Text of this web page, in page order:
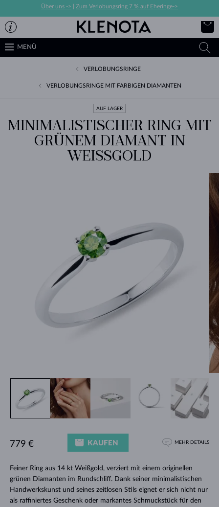
Über uns -> Zum Verlobungsring 7 % auf Eheringe->
MENÜ
VERLOBUNGSRINGE
VERLOBUNGSRINGE MIT FARBIGEN DIAMANTEN
AUF LAGER
MINIMALISTISCHER RING MIT
GRÜNEM DIAMANT IN
WEISSGOLD
Feiner Ring aus 14 kt Weißgold, verziert mit einem originellen
grünen Diamanten im Rundschliff. Dank seiner minimalistischen
Handwerkskunst und seines zeitlosen Stils eignet er sich nicht nur
als raffiniertes Geschenk oder markantes Schmuckstück für den
779 € KAUFEN MEHR DETAILS